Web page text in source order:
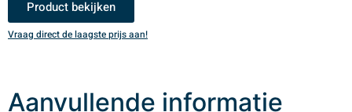
Product bekijken
Vraag direct de laagste prijs aan!
Aanvullende informatie